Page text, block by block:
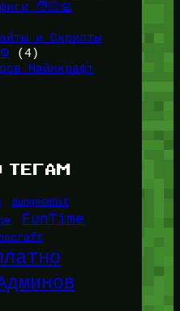
🧑🏻‍💻
и Скрипты
(4)
Майнкрафт
ТЕГАМ
BungeeHost
FunTime